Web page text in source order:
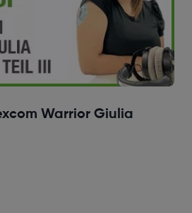
Warrior Giulia